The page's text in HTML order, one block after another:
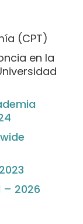
(CPT)
en la
– 2026